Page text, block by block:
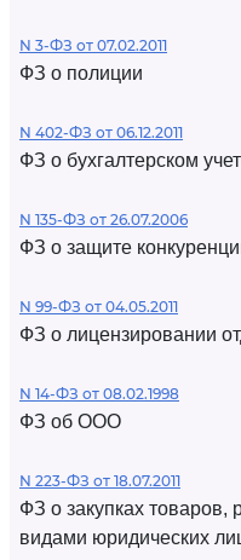
N 3-ФЗ от 07.02.2011
ФЗ о полиции
N 402-ФЗ от 06.12.2011
ФЗ о бухгалтерском
N 135-ФЗ от 26.07.2006
ФЗ о защите
N 99-ФЗ от 04.05.2011
ФЗ о лицензировании
N 14-ФЗ от 08.02.1998
ФЗ об ООО
N 223-ФЗ от 18.07.2011
ФЗ о закупках товаров,
видами юридических